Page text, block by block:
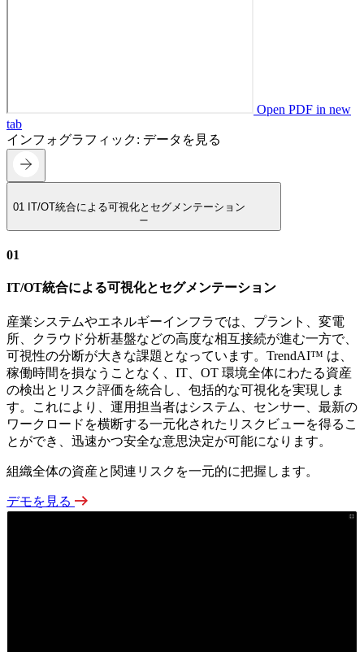
Open PDF in new
tab
インフォグラフィック: データを見る
01 IT/OT統合による可視化とセグメンテーション
01
IT/OT統合による可視化とセグメンテーション
産業システムやエネルギーインフラでは、プラント、変電
所、クラウド分析基盤などの高度な相互接続が進む一方で、
可視性の分断が大きな課題となっています。TrendAI™ は、
稼働時間を損なうことなく、IT、OT 環境全体にわたる資産
の検出とリスク評価を統合し、包括的な可視化を実現しま
す。これにより、運用担当者はシステム、センサー、最新の
ワークロードを横断する一元化されたリスクビューを得るこ
とができ、迅速かつ安全な意思決定が可能になります。
組織全体の資産と関連リスクを一元的に把握します。
デモを見る